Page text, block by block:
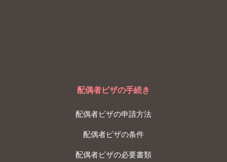
配偶者ビザの手続き
配偶者ビザの申請方法
配偶者ビザの条件
配偶者ビザの必要書類